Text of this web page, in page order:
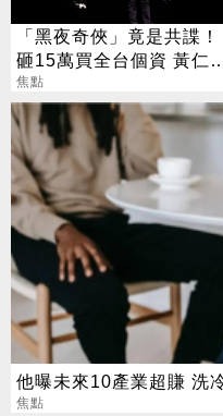
「黑夜奇俠」竟是共諜！
砸15萬買全台個資 黃仁
勳、張麗善也受害
焦點
他曝未來10產業超賺 洗
焦點